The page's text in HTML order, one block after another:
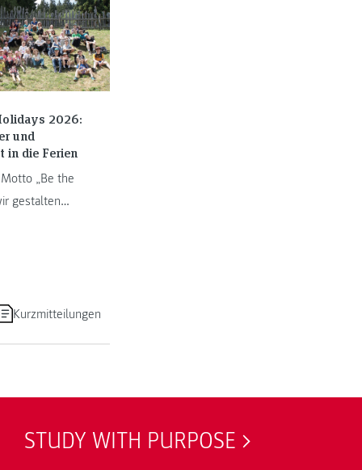
2026:
und
in die Ferien
„Be the
gestalten
Kurzmitteilungen
STUDY WITH PURPOSE